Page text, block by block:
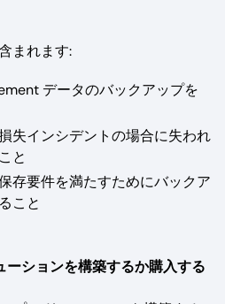
まれます:
データのバックアップを
失インシデントの場合に失われ
と
存要件を満たすためにバックア
こと
ーションを構築するか購入する